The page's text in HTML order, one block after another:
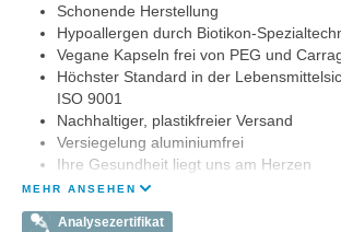
Schonende Herstellung
Hypoallergen durch Biotikon-
Vegane Kapseln frei von PEG und
Höchster Standard in der
ISO 9001
Nachhaltiger, plastikfreier Versand
Versiegelung aluminiumfrei
Ihre Gesundheit liegt uns am Herzen
MEHR ANSEHEN
Analysezertifikat